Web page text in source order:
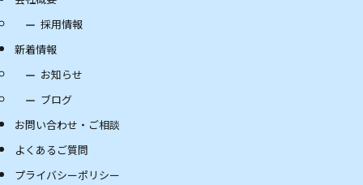
採用情報
新着情報
お知らせ
ブログ
お問い合わせ・ご相談
よくあるご質問
プライバシーポリシー